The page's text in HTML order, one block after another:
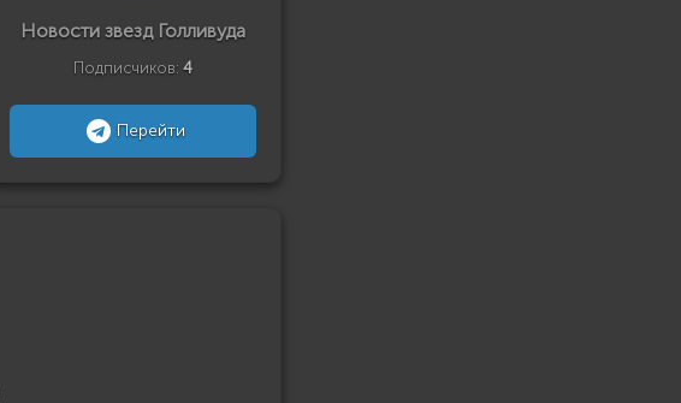
Новости звезд Голливуда
Подписчиков:4
Перейти